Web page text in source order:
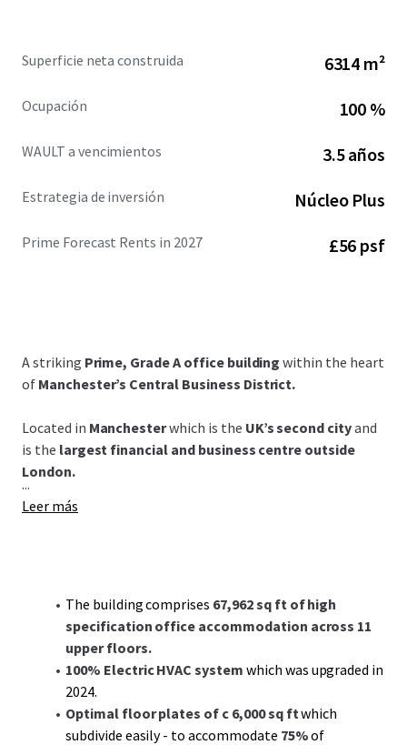
Superficie neta construida 6314 m²
Ocupación 100 %
WAULT a vencimientos 3.5 años
Estrategia de inversión Núcleo Plus
Prime Forecast Rents in 2027 £56 psf
A striking Prime, Grade A office building within the heart
of Manchester’s Central Business District.
Located in Manchesterwhich is the UK’s second cityand
is the largest financial and business centre outside
London.
...
Leer más
The building comprises 67,962 sq ft of high
specification office accommodation across 11
upper floors.
100% Electric HVAC system which was upgraded in
2024.
Optimal floor plates of c 6,000 sq ftwhich
subdivide easily - to accommodate 75%of